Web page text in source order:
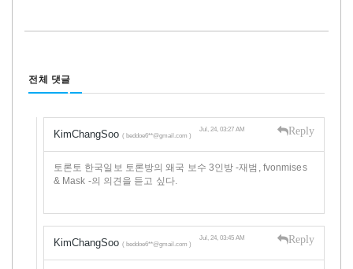
전체 댓글
KimChangSoo ( beddoe6**@gmail.com )
Jul, 24, 03:27 AM Reply
토론토 한국일보 토론방의 왜국 보수 3인방 -재범, fvonmises
& Mask -의 의견을 듣고 싶다.
KimChangSoo ( beddoe6**@gmail.com )
Jul, 24, 03:45 AM Reply